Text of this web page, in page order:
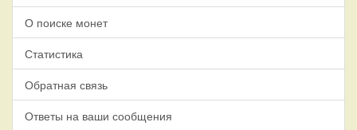
О поиске монет
Статистика
Обратная связь
Ответы на ваши сообщения